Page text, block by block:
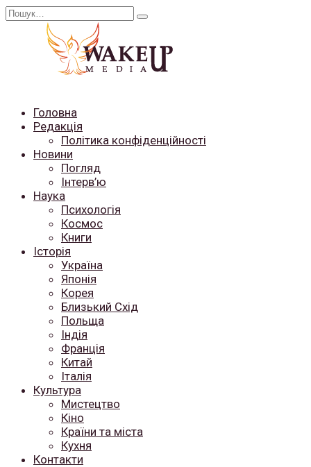
Перейти
Search
Головна
Редакція
Політика конфіденційності
Новини
Погляд
Інтерв’ю
Наука
Психологія
Космос
Книги
Історія
Україна
Японія
Корея
Близький Схід
Польща
Індія
Франція
Китай
Італія
Культура
Мистецтво
Кіно
Країни та міста
Кухня
Контакти